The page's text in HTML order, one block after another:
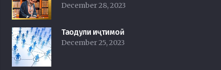
December 28, 2023
Таодули иҷтимоӣ
December 25, 2023